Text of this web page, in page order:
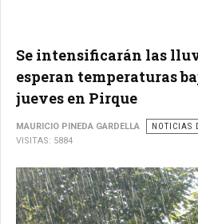
Se intensificarán las
esperan temperaturas
jueves en Pirque
MAURICIO PINEDA GARDELLA NOTICIAS
VISITAS: 5884